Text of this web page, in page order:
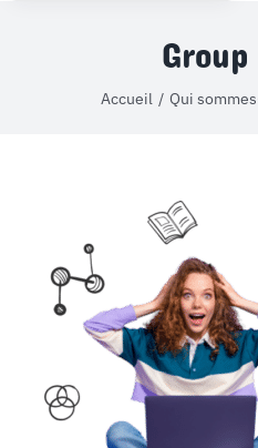
ARTICLES
LE KIOSQUE
MON COMPTE
PANIER
Accueil Qui